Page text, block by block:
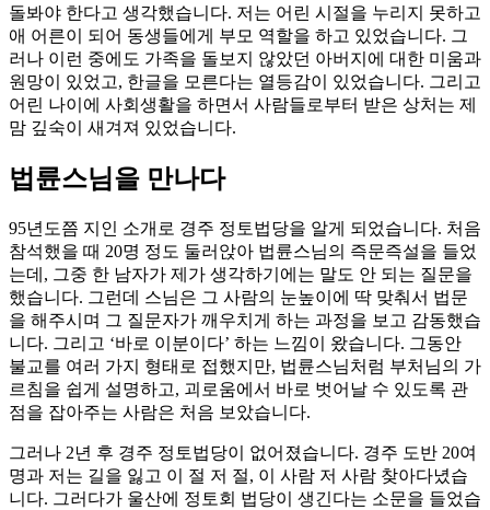
돌봐야 한다고 생각했습니다. 저는 어린 시절을 누리지 못하고
애 어른이 되어 동생들에게 부모 역할을 하고 있었습니다. 그
러나 이런 중에도 가족을 돌보지 않았던 아버지에 대한 미움과
원망이 있었고, 한글을 모른다는 열등감이 있었습니다. 그리고
어린 나이에 사회생활을 하면서 사람들로부터 받은 상처는 제
맘 깊숙이 새겨져 있었습니다.
법륜스님을 만나다
95년도쯤 지인 소개로 경주 정토법당을 알게 되었습니다. 처음
참석했을 때 20명 정도 둘러앉아 법륜스님의 즉문즉설을 들었
는데, 그중 한 남자가 제가 생각하기에는 말도 안 되는 질문을
했습니다. 그런데 스님은 그 사람의 눈높이에 딱 맞춰서 법문
을 해주시며 그 질문자가 깨우치게 하는 과정을 보고 감동했습
니다. 그리고 ‘바로 이분이다’ 하는 느낌이 왔습니다. 그동안
불교를 여러 가지 형태로 접했지만, 법륜스님처럼 부처님의 가
르침을 쉽게 설명하고, 괴로움에서 바로 벗어날 수 있도록 관
점을 잡아주는 사람은 처음 보았습니다.
그러나 2년 후 경주 정토법당이 없어졌습니다. 경주 도반 20여
명과 저는 길을 잃고 이 절 저 절, 이 사람 저 사람 찾아다녔습
니다. 그러다가 울산에 정토회 법당이 생긴다는 소문을 들었습